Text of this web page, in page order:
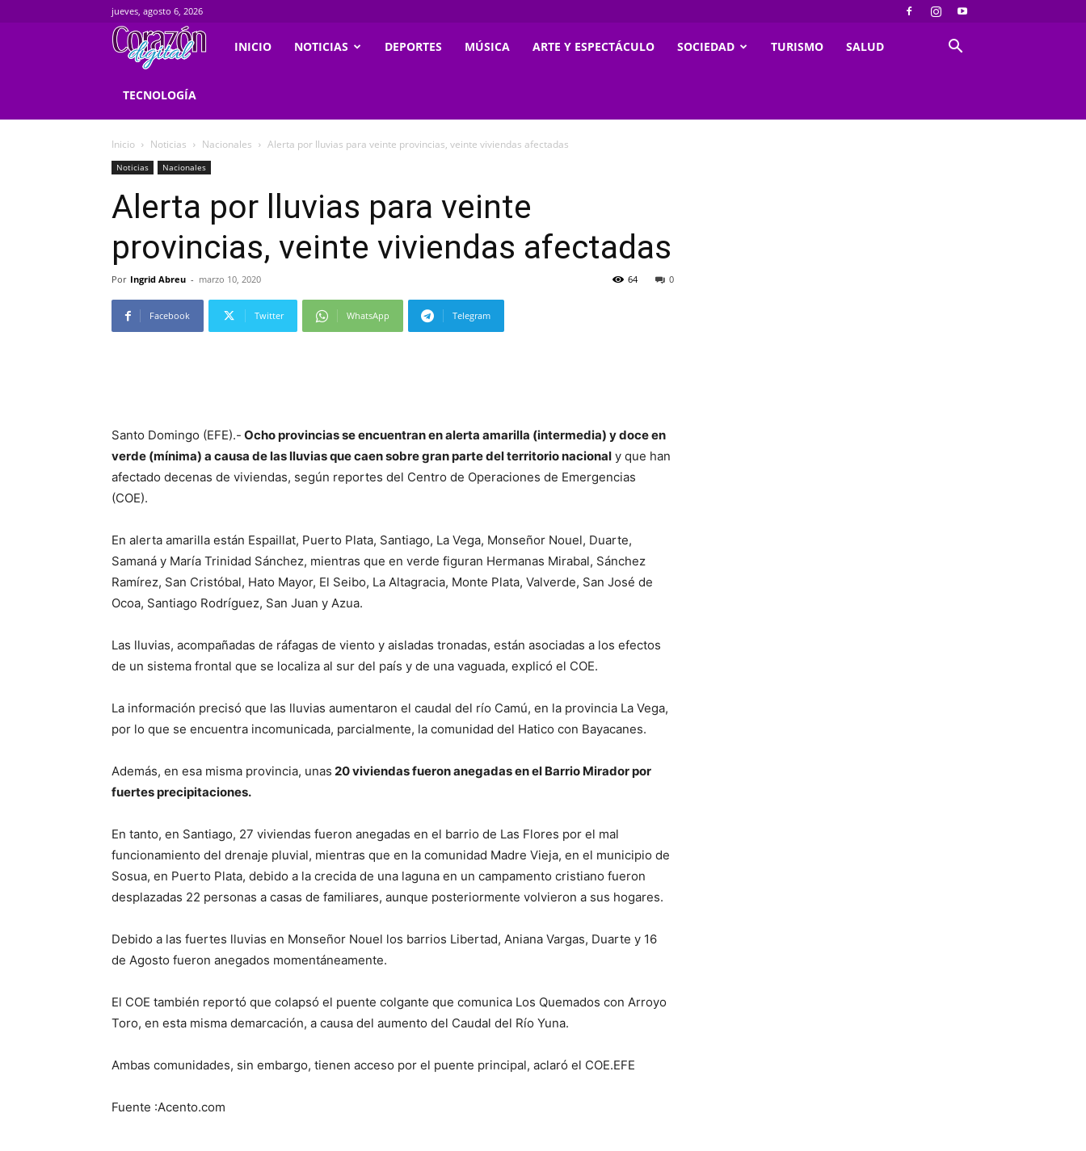
jueves, agosto 6, 2026
Corazondigital.net
INICIO NOTICIAS DEPORTES MÚSICA ARTE Y ESPECTÁCULO SOCIEDAD TURISMO SALUD
TECNOLOGÍA
Inicio Noticias Nacionales Alerta por lluvias para veinte provincias, veinte viviendas afectadas
Noticias Nacionales
Alerta por lluvias para veinte
provincias, veinte viviendas afectadas
Por Ingrid Abreu - marzo 10, 2020 0
64
Facebook Twitter WhatsApp Telegram
Santo Domingo (EFE).- Ocho provincias se encuentran en alerta amarilla (intermedia) y doce en
verde (mínima) a causa de las lluvias que caen sobre gran parte del territorio nacional y que han
afectado decenas de viviendas, según reportes del Centro de Operaciones de Emergencias
(COE).
En alerta amarilla están Espaillat, Puerto Plata, Santiago, La Vega, Monseñor Nouel, Duarte,
Samaná y María Trinidad Sánchez, mientras que en verde figuran Hermanas Mirabal, Sánchez
Ramírez, San Cristóbal, Hato Mayor, El Seibo, La Altagracia, Monte Plata, Valverde, San José de
Ocoa, Santiago Rodríguez, San Juan y Azua.
Las lluvias, acompañadas de ráfagas de viento y aisladas tronadas, están asociadas a los efectos
de un sistema frontal que se localiza al sur del país y de una vaguada, explicó el COE.
La información precisó que las lluvias aumentaron el caudal del río Camú, en la provincia La Vega,
por lo que se encuentra incomunicada, parcialmente, la comunidad del Hatico con Bayacanes.
Además, en esa misma provincia, unas 20 viviendas fueron anegadas en el Barrio Mirador por
fuertes precipitaciones.
En tanto, en Santiago, 27 viviendas fueron anegadas en el barrio de Las Flores por el mal
funcionamiento del drenaje pluvial, mientras que en la comunidad Madre Vieja, en el municipio de
Sosua, en Puerto Plata, debido a la crecida de una laguna en un campamento cristiano fueron
desplazadas 22 personas a casas de familiares, aunque posteriormente volvieron a sus hogares.
Debido a las fuertes lluvias en Monseñor Nouel los barrios Libertad, Aniana Vargas, Duarte y 16
de Agosto fueron anegados momentáneamente.
El COE también reportó que colapsó el puente colgante que comunica Los Quemados con Arroyo
Toro, en esta misma demarcación, a causa del aumento del Caudal del Río Yuna.
Ambas comunidades, sin embargo, tienen acceso por el puente principal, aclaró el COE.EFE
Fuente :Acento.com